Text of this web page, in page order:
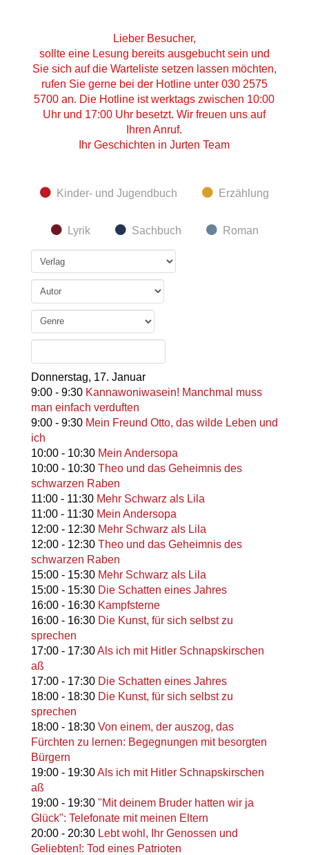
Lieber Besucher,
sollte eine Lesung bereits ausgebucht sein und
Sie sich auf die Warteliste setzen lassen möchten,
rufen Sie gerne bei der Hotline unter 030 2575
5700 an. Die Hotline ist werktags zwischen 10:00
Uhr und 17:00 Uhr besetzt. Wir freuen uns auf
Ihren Anruf.
Ihr Geschichten in Jurten Team
Kinder- und Jugendbuch Erzählung
Lyrik Sachbuch Roman
Donnerstag, 17. Januar
9:00- 9:30 Kannawoniwasein! Manchmal muss
man einfach verduften
9:00- 9:30 Mein Freund Otto, das wilde Leben und
ich
10:00- 10:30 Mein Andersopa
10:00- 10:30 Theo und das Geheimnis des
schwarzen Raben
11:00- 11:30 Mehr Schwarz als Lila
11:00- 11:30 Mein Andersopa
12:00- 12:30 Mehr Schwarz als Lila
12:00- 12:30 Theo und das Geheimnis des
schwarzen Raben
15:00- 15:30 Mehr Schwarz als Lila
15:00- 15:30 Die Schatten eines Jahres
16:00- 16:30 Kampfsterne
16:00- 16:30 Die Kunst, für sich selbst zu
sprechen
17:00- 17:30Als ich mit Hitler Schnapskirschen
aß
17:00- 17:30 Die Schatten eines Jahres
18:00- 18:30 Die Kunst, für sich selbst zu
sprechen
18:00- 18:30 Von einem, der auszog, das
Fürchten zu lernen: Begegnungen mit besorgten
Bürgern
19:00- 19:30Als ich mit Hitler Schnapskirschen
aß
19:00- 19:30 "Mit deinem Bruder hatten wir ja
Glück": Telefonate mit meinen Eltern
20:00- 20:30 Lebt wohl, Ihr Genossen und
Geliebten!: Tod eines Patrioten